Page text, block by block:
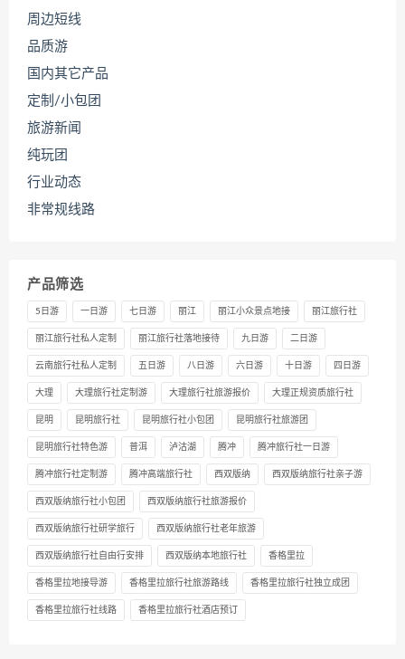
周边短线
品质游
国内其它产品
定制/小包团
旅游新闻
纯玩团
行业动态
非常规线路
产品筛选
5日游 一日游 七日游 丽江 丽江小众景点地接 丽江旅行社
丽江旅行社私人定制 丽江旅行社落地接待 九日游 二日游
云南旅行社私人定制 五日游 八日游 六日游 十日游 四日游
大理 大理旅行社定制游 大理旅行社旅游报价 大理正规资质旅行社
昆明 昆明旅行社 昆明旅行社小包团 昆明旅行社旅游团
昆明旅行社特色游 普洱 泸沽湖 腾冲 腾冲旅行社一日游
腾冲旅行社定制游 腾冲高端旅行社 西双版纳 西双版纳旅行社亲子游
西双版纳旅行社小包团 西双版纳旅行社旅游报价
西双版纳旅行社研学旅行 西双版纳旅行社老年旅游
西双版纳旅行社自由行安排 西双版纳本地旅行社 香格里拉
香格里拉地接导游 香格里拉旅行社旅游路线 香格里拉旅行社独立成团
香格里拉旅行社线路 香格里拉旅行社酒店预订